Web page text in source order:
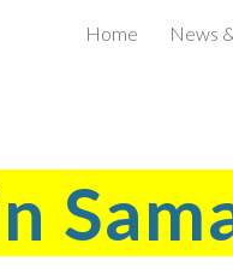
to main content
Home News